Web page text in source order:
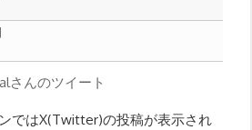
さんのツイート
ではX(Twitter)の投稿が表示され